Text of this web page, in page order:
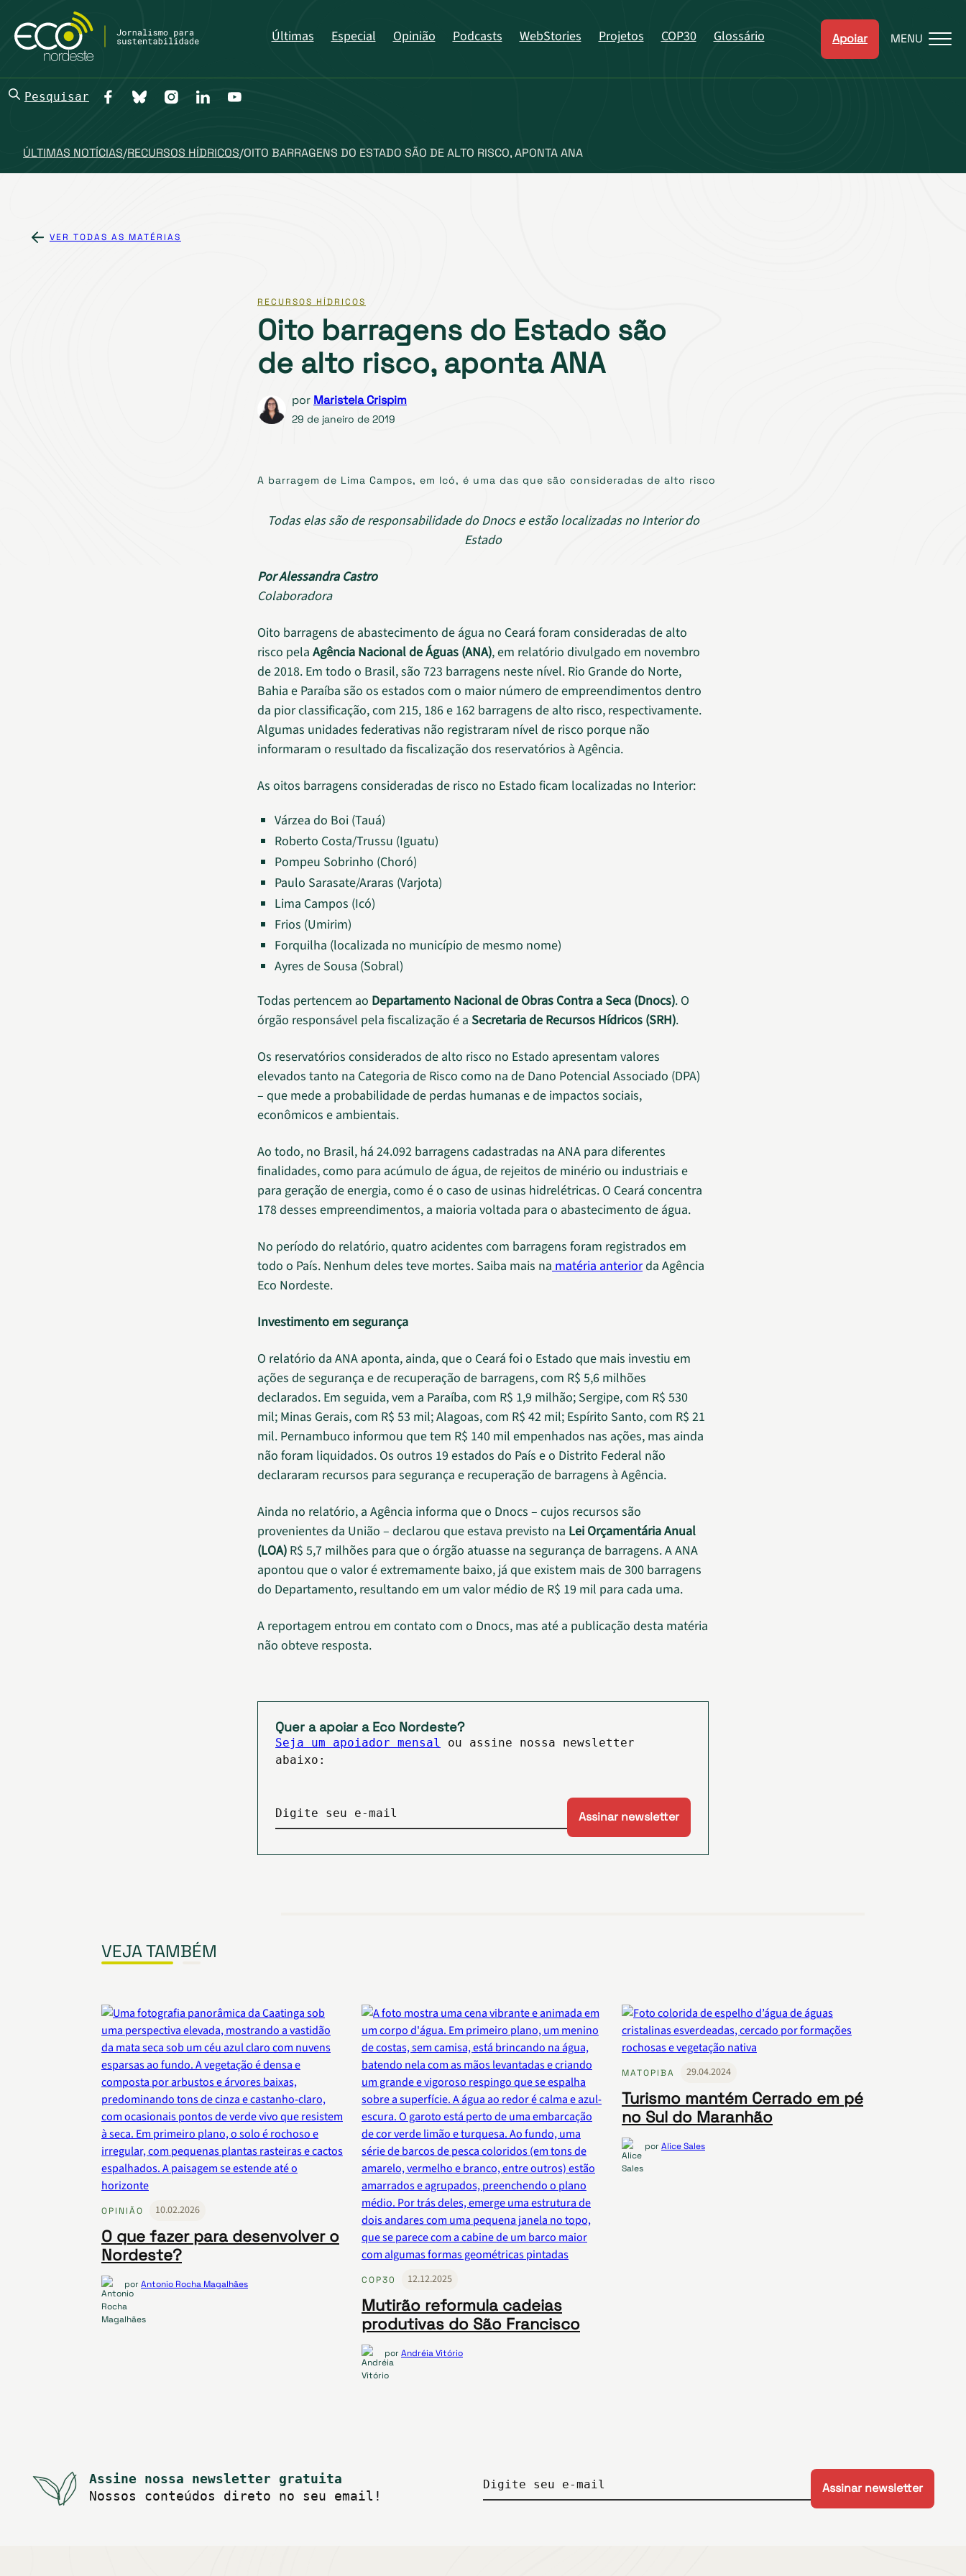
Últimas Especial Opinião Podcasts WebStories Projetos COP30 Glossário Apoiar MENU
Pesquisar
ÚLTIMAS NOTÍCIAS/RECURSOS HÍDRICOS/OITO BARRAGENS DO ESTADO SÃO DE ALTO RISCO, APONTA ANA
VER TODAS AS MATÉRIAS
RECURSOS HÍDRICOS
Oito barragens do Estado são
de alto risco, aponta ANA
por Maristela Crispim
29 de janeiro de 2019
A barragem de Lima Campos, em Icó, é uma das que são consideradas de alto risco
Todas elas são de responsabilidade do Dnocs e estão localizadas no Interior do
Estado
Por Alessandra Castro
Colaboradora
Oito barragens de abastecimento de água no Ceará foram consideradas de alto
risco pela Agência Nacional de Águas (ANA), em relatório divulgado em novembro
de 2018. Em todo o Brasil, são 723 barragens neste nível. Rio Grande do Norte,
Bahia e Paraíba são os estados com o maior número de empreendimentos dentro
da pior classificação, com 215, 186 e 162 barragens de alto risco, respectivamente.
Algumas unidades federativas não registraram nível de risco porque não
informaram o resultado da fiscalização dos reservatórios à Agência.
As oitos barragens consideradas de risco no Estado ficam localizadas no Interior:
Várzea do Boi (Tauá)
Roberto Costa/Trussu (Iguatu)
Pompeu Sobrinho (Choró)
Paulo Sarasate/Araras (Varjota)
Lima Campos (Icó)
Frios (Umirim)
Forquilha (localizada no município de mesmo nome)
Ayres de Sousa (Sobral)
Todas pertencem ao Departamento Nacional de Obras Contra a Seca (Dnocs). O
órgão responsável pela fiscalização é a Secretaria de Recursos Hídricos (SRH).
Os reservatórios considerados de alto risco no Estado apresentam valores
elevados tanto na Categoria de Risco como na de Dano Potencial Associado (DPA)
– que mede a probabilidade de perdas humanas e de impactos sociais,
econômicos e ambientais.
Ao todo, no Brasil, há 24.092 barragens cadastradas na ANA para diferentes
finalidades, como para acúmulo de água, de rejeitos de minério ou industriais e
para geração de energia, como é o caso de usinas hidrelétricas. O Ceará concentra
178 desses empreendimentos, a maioria voltada para o abastecimento de água.
No período do relatório, quatro acidentes com barragens foram registrados em
todo o País. Nenhum deles teve mortes. Saiba mais namatéria anteriorda Agência
Eco Nordeste.
Investimento em segurança
O relatório da ANA aponta, ainda, que o Ceará foi o Estado que mais investiu em
ações de segurança e de recuperação de barragens, com R$ 5,6 milhões
declarados. Em seguida, vem a Paraíba, com R$ 1,9 milhão; Sergipe, com R$ 530
mil; Minas Gerais, com R$ 53 mil; Alagoas, com R$ 42 mil; Espírito Santo, com R$ 21
mil. Pernambuco informou que tem R$ 140 mil empenhados nas ações, mas ainda
não foram liquidados. Os outros 19 estados do País e o Distrito Federal não
declararam recursos para segurança e recuperação de barragens à Agência.
Ainda no relatório, a Agência informa que o Dnocs – cujos recursos são
provenientes da União – declarou que estava previsto na Lei Orçamentária Anual
(LOA) R$ 5,7 milhões para que o órgão atuasse na segurança de barragens. A ANA
apontou que o valor é extremamente baixo, já que existem mais de 300 barragens
do Departamento, resultando em um valor médio de R$ 19 mil para cada uma.
A reportagem entrou em contato com o Dnocs, mas até a publicação desta matéria
não obteve resposta.
Quer a apoiar a Eco Nordeste?
Seja um apoiador mensal
ou assine nossa newsletter
abaixo:
Digite seu e-mail
VEJA TAMBÉM
OPINIÃO 10.02.2026
O que fazer para desenvolver o
Nordeste?
porAntonio Rocha Magalhães COP30 12.12.2025
Mutirão reformula cadeias
produtivas do São Francisco
porAndréia Vitório
MATOPIBA 29.04.2024
Turismo mantém Cerrado em pé
no Sul do Maranhão
porAlice Sales
Assine nossa newsletter gratuita
Nossos conteúdos direto no seu email!
Digite seu e-mail